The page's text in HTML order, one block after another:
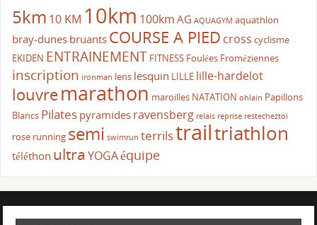
5km 10 KM 10km 100km AG AQUAGYM aquathlon
bray-dunes bruants COURSE A PIED cross cyclisme
EKIDEN ENTRAINEMENT FITNESS Foulées Froméziennes
inscription ironman lens lesquin LILLE lille-hardelot
louvremarathon maroilles NATATION ohlain Papillons
Blancs Pilates pyramides ravensberg relais reprise restecheztoi
rose running semi swimrun terrilstrailtriathlon
téléthon ultra YOGAéquipe